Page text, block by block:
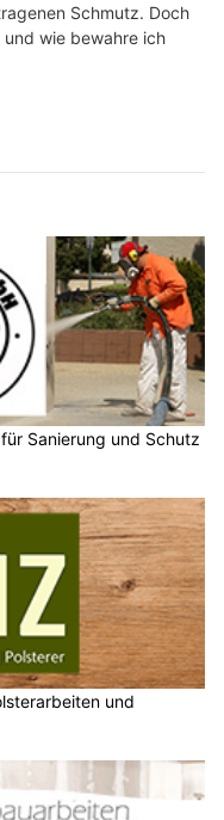
Schmutz. Doch
wie bewahre ich
Sanierung und Schutz
und